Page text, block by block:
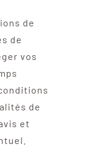
de
de
vos
de
et